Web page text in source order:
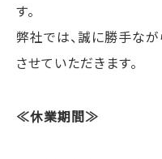
す。
弊社では、誠に勝手な
させていただきます。
≪休業期間≫